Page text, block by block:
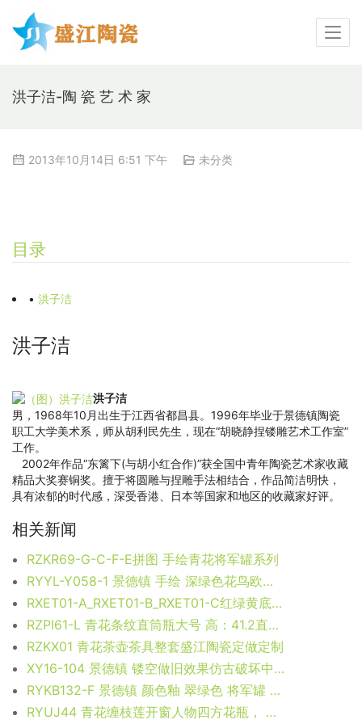
洪子洁-陶 瓷 艺 术 家
2013年10月14日 6:51 下午 未分类
目录
• 洪子洁
洪子洁
洪子洁
男，1968年10月出生于江西省都昌县。1996年毕业于景德镇陶瓷
职工大学美术系，师从胡利民先生，现在“胡晓静捏镂雕艺术工作室”
工作。
2002年作品“东篱下(与胡小红合作)”获全国中青年陶瓷艺术家收藏
精品大奖赛铜奖。擅于将圆雕与捏雕手法相结合，作品简洁明快，
具有浓郁的时代感，深受香港、日本等国家和地区的收藏家好评。
相关新闻
RZKR69-G-C-F-E拼图 手绘青花将军罐系列
RYYL-Y058-1 景德镇 手绘 深绿色花鸟欧式陶瓷鼓凳 换鞋凳 陶瓷工艺品家居实用摆件休闲凳子茶边几
RXET01-A_RXET01-B_RXET01-C红绿黄底白花叶纹冬瓜瓶组合
RZPI61-L 青花条纹直筒瓶大号 高：41.2直径：28口径：18.5底径：18重量：6.6KG
RZKX01 青花茶壶茶具整套盛江陶瓷定做定制
XY16-104 景德镇 镂空做旧效果仿古破坏中高温色釉陶瓷凳子瓷墩厂家直销
RYKB132-F 景德镇 颜色釉 翠绿色 将军罐 艺术花瓶 摆件品
RYUJ44 青花缠枝莲开窗人物四方花瓶， 高39直径15.5口径1.6底径14.3重量3.45KG